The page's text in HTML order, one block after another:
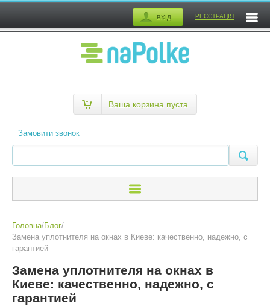
ВХІД РЕЄСТРАЦІЯ
Замовити звонок
Ваша корзина пуста
Головна/Блог/
Замена уплотнителя на окнах в Киеве: качественно, надежно, с
гарантией
Замена уплотнителя на окнах в
Киеве: качественно, надежно, с
гарантией